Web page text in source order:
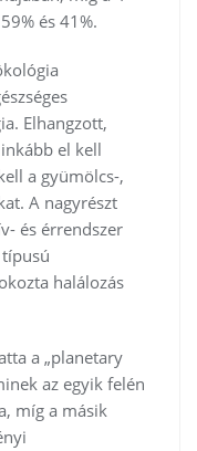
és 41%.
Elhangzott,
el kell
a gyümölcs-,
A nagyrészt
és érrendszer
típusú
halálozás
a „planetary
az egyik felén
míg a másik